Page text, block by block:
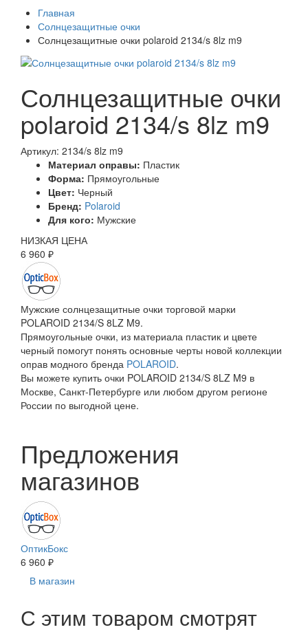
Главная
Солнцезащитные очки
Солнцезащитные очки polaroid 2134/s 8lz m9
Солнцезащитные очки
polaroid 2134/s 8lz m9
Артикул: 2134/s 8lz m9
Материал оправы: Пластик
Форма: Прямоугольные
Цвет: Черный
Бренд: Polaroid
Для кого: Мужские
НИЗКАЯ ЦЕНА
6 960 ₽
Мужские солнцезащитные очки торговой марки
POLAROID 2134/S 8LZ M9.
Прямоугольные очки, из материала пластик и цвете
черный помогут понять основные черты новой коллекции
оправ модного бренда POLAROID.
Вы можете купить очки POLAROID 2134/S 8LZ M9 в
Москве, Санкт-Петербурге или любом другом регионе
России по выгодной цене.
Предложения
магазинов
ОптикБокс
6 960 ₽
В магазин
С этим товаром смотрят